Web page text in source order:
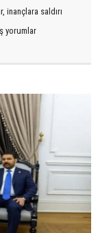
inançlara saldırı
yorumlar